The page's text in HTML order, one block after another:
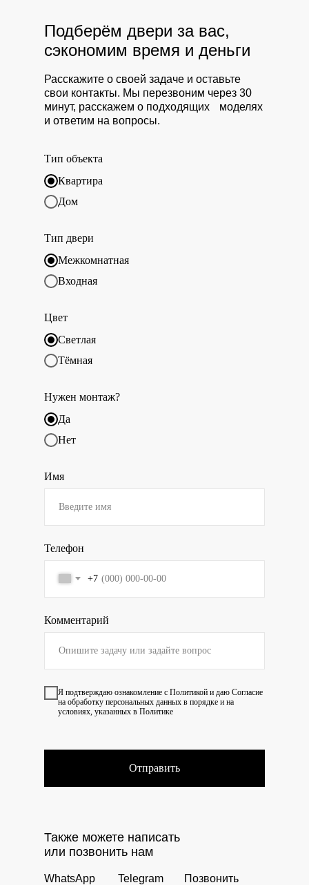
Тип объекта
Квартира
Дом
Тип двери
Межкомнатная
Входная
Цвет
Светлая
Тёмная
Нужен монтаж?
Да
Нет
Имя
Телефон
+7
Комментарий
Я подтверждаю ознакомление с Политикой и даю Согласие
на обработку персональных данных в порядке и на
условиях, указанных в Политике
Отправить
Позвонить
Telegram
WhatsApp
Также можете написать
или позвонить нам
Расскажите о своей задаче и оставьте
свои контакты. Мы перезвоним через 30
минут, расскажем о подходящих моделях
и ответим на вопросы.
Подберём двери за вас,
сэкономим время и деньги